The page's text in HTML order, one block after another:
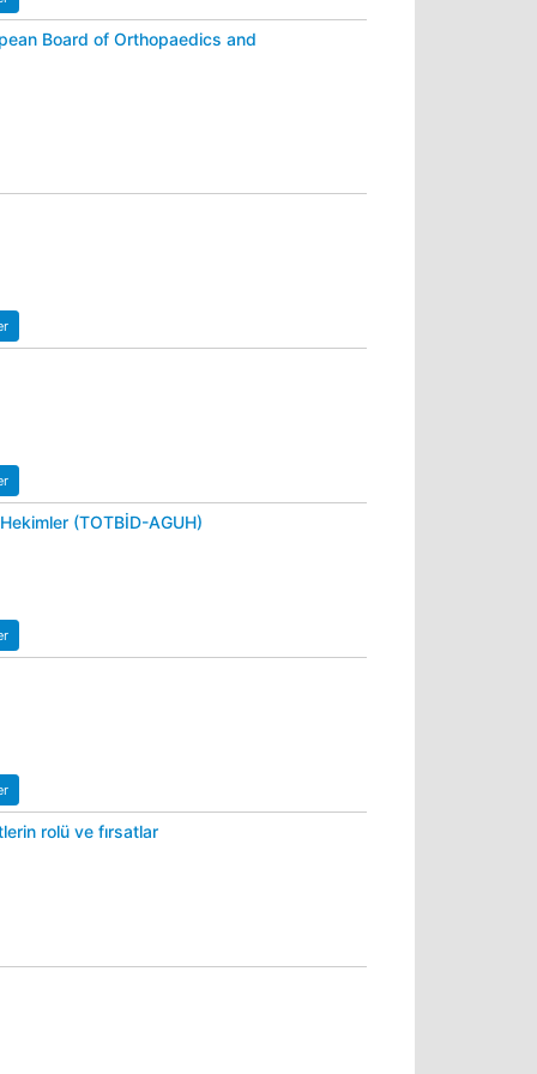
Board of Orthopaedics and
(TOTBİD-AGUH)
rolü ve fırsatlar